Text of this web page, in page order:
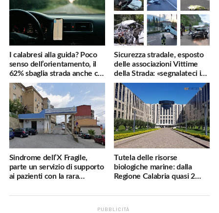
I calabresi alla guida? Poco
senso dell’orientamento, il
62% sbaglia strada anche col
navigatore
Sicurezza stradale, esposto
delle associazioni Vittime
della Strada: «segnalateci i
pericoli, interverremo
subito»
Sindrome dell’X Fragile,
parte un servizio di supporto
ai pazienti con la rara
Tutela delle risorse
biologiche marine: dalla
Regione Calabria quasi 2
PUBBLICITÀ